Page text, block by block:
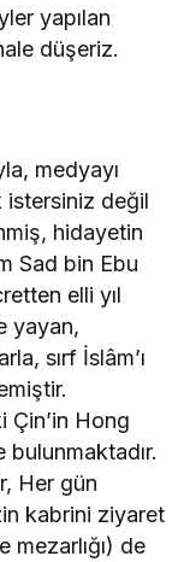
yapılan
düşeriz.
medyayı
istersiniz değil
hidayetin
Sad bin Ebu
elli yıl
yayan,
sırf İslâm’ı
Çin’in Hong
bulunmaktadır.
Her gün
kabrini ziyaret
mezarlığı) de